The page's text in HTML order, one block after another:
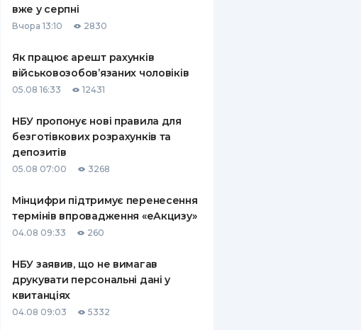
ПУТІВНИКИ ПО
ВСІ СТРАХОВІ ПОЛІСИ
СТРАХОВІ КОМПАНІЇ
ВІДГУКИ ПРО СТРАХОВІ
КОМПАНІЇ
вже у серпні
Вчора 13:10 2830
Як працює арешт рахунків
військовозобов’язаних чоловіків
05.08 16:33 12431
НБУ пропонує нові правила для
безготівкових розрахунків та
депозитів
05.08 07:00 3268
Мінцифри підтримує перенесення
термінів впровадження «еАкцизу»
04.08 09:33 260
НБУ заявив, що не вимагав
друкувати персональні дані у
квитанціях
04.08 09:03 5332